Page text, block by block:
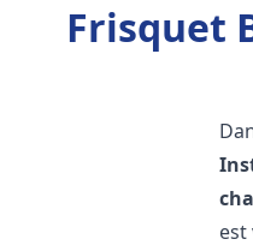
Frisquet